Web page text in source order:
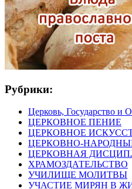
Рубрики:
Церковь, Государство и
ЦЕРКОВНОЕ ПЕНИЕ
ЦЕРКОВНОЕ
ЦЕРКОВНО-
ЦЕРКОВНАЯ
ХРАМОЗДАТЕЛЬСТВО
УЧИЛИЩЕ МОЛИТВЫ
УЧАСТИЕ МИРЯН В